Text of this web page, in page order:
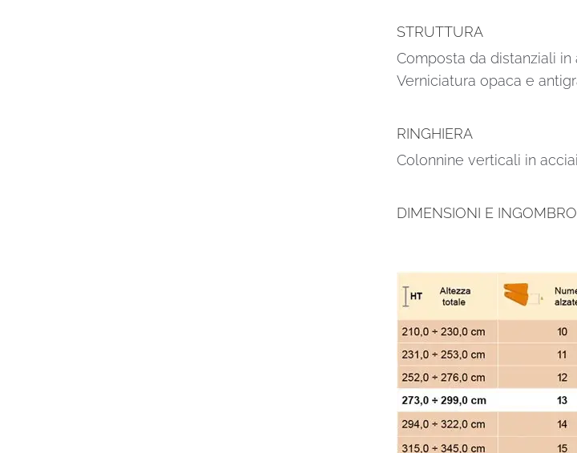
STRUTTURA
Composta da distanziali
Verniciatura opaca e
RINGHIERA
Colonnine verticali in
DIMENSIONI E